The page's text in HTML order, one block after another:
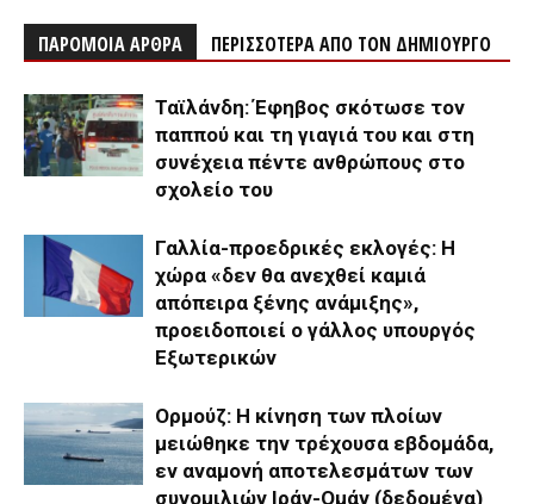
ΠΑΡΟΜΟΙΑ ΑΡΘΡΑ ΠΕΡΙΣΣΟΤΕΡΑ ΑΠΟ ΤΟΝ ΔΗΜΙΟΥΡΓΟ
Ταϊλάνδη: Έφηβος σκότωσε τον
παππού και τη γιαγιά του και στη
συνέχεια πέντε ανθρώπους στο
σχολείο του
Γαλλία-προεδρικές εκλογές: Η
χώρα «δεν θα ανεχθεί καμιά
απόπειρα ξένης ανάμιξης»,
προειδοποιεί ο γάλλος υπουργός
Εξωτερικών
Ορμούζ: Η κίνηση των πλοίων
μειώθηκε την τρέχουσα εβδομάδα,
εν αναμονή αποτελεσμάτων των
συνομιλιών Ιράν-Ομάν (δεδομένα)